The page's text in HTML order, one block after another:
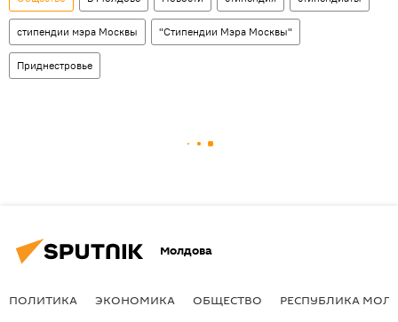
стипендии мэра Москвы "Стипендии Мэра Москвы"
Приднестровье
Молдова
ПОЛИТИКА ЭКОНОМИКА ОБЩЕСТВО РЕСПУБЛИКА